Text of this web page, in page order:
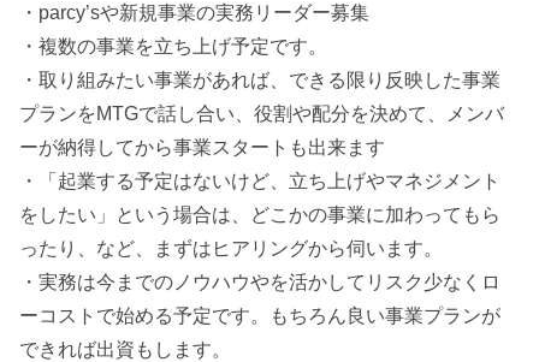
・parcy’sや新規事業の実務リーダー募集
・複数の事業を立ち上げ予定です。
・取り組みたい事業があれば、できる限り反映した事業
プランをMTGで話し合い、役割や配分を決めて、メンバ
ーが納得してから事業スタートも出来ます
・「起業する予定はないけど、立ち上げやマネジメント
をしたい」という場合は、どこかの事業に加わってもら
ったり、など、まずはヒアリングから伺います。
・実務は今までのノウハウやを活かしてリスク少なくロ
ーコストで始める予定です。もちろん良い事業プランが
できれば出資もします。